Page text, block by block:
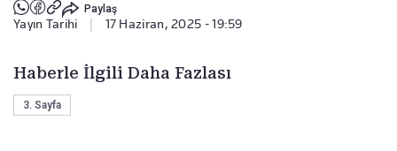
Paylaş
Yayın Tarihi 17 Haziran, 2025 - 19:59
Haberle İlgili Daha Fazlası
3. Sayfa